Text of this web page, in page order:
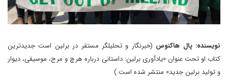
نویسنده: پال هاکنوس (خبرنگار و تحلیلگر مستقر در برلین است جدیدترین
کتاب او تحت عنوان «یادآوری برلین: داستانی درباره هرچ و مرج، موسیقی، دیوار
و تولید برلین جدید» منتشر شده است.)